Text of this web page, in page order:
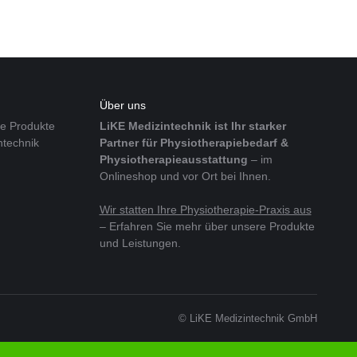
Produkte
Über uns
LiKE Medizintechnik ist Ihr starker
Partner für Physiotherapiebedarf &
Physiotherapieausstattung – im
Onlineshop und vor Ort bei Ihnen.
Wir statten Ihre Physiotherapie-Praxis aus
– Erfahren Sie mehr über unsere Produkte
und Leistungen.
© LiKE Medizintechnik GmbH